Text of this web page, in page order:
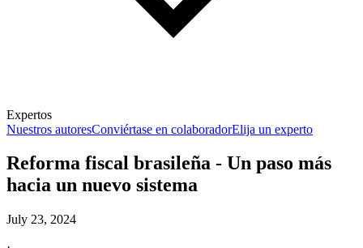
Expertos
Nuestros autoresConviértase en colaboradorElija un experto
Reforma fiscal brasileña - Un paso más
hacia un nuevo sistema
July 23, 2024